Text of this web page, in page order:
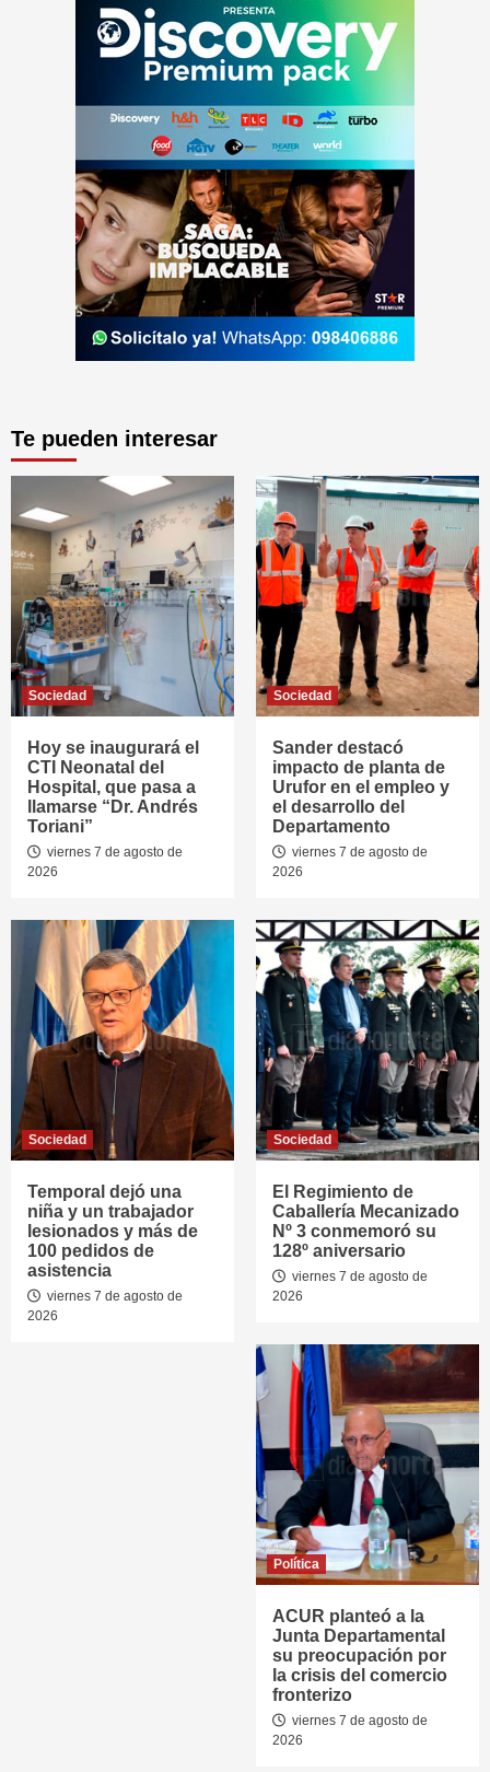
Te pueden interesar
Sociedad
Hoy se inaugurará el
CTI Neonatal del
Hospital, que pasa a
llamarse “Dr. Andrés
Toriani”
viernes 7 de agosto de
2026
Sociedad
Sander destacó
impacto de planta de
Urufor en el empleo y
el desarrollo del
Departamento
viernes 7 de agosto de
2026
Sociedad
Temporal dejó una
niña y un trabajador
lesionados y más de
100 pedidos de
asistencia
viernes 7 de agosto de
2026
Sociedad
El Regimiento de
Caballería Mecanizado
Nº 3 conmemoró su
128º aniversario
viernes 7 de agosto de
2026
Política
ACUR planteó a la
Junta Departamental
su preocupación por
la crisis del comercio
fronterizo
viernes 7 de agosto de
2026